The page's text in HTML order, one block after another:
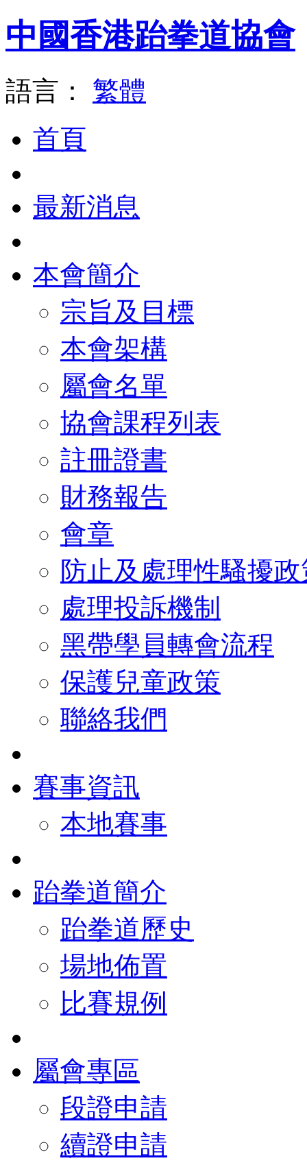
中國香港跆拳道協會
語言： 繁體
首頁
最新消息
本會簡介
宗旨及目標
本會架構
屬會名單
協會課程列表
註冊證書
財務報告
會章
防止及處理性騷擾
處理投訴機制
黑帶學員轉會流程
保護兒童政策
聯絡我們
賽事資訊
本地賽事
跆拳道簡介
跆拳道歷史
場地佈置
比賽規例
屬會專區
段證申請
續證申請